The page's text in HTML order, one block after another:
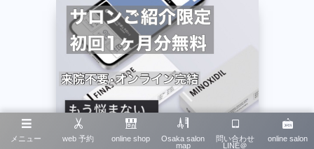
メニュー web 予約 online shop
Osaka salon
map
問い合わせ
LINE＠
online salon